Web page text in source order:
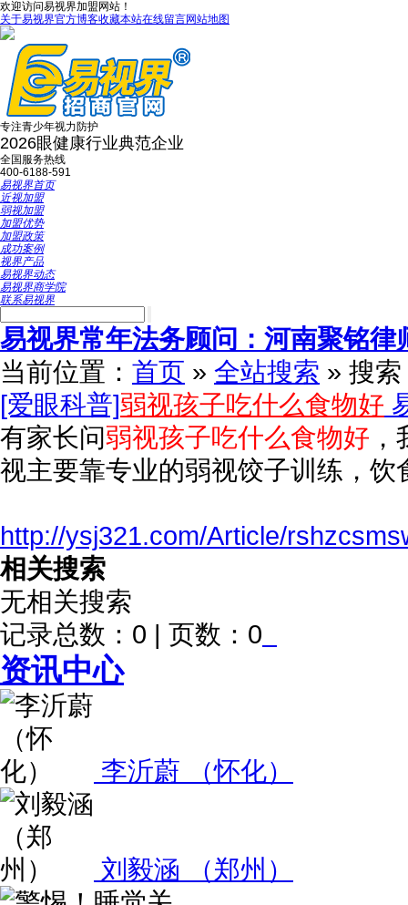
欢迎访问易视界加盟网站！
关于易视界官方博客收藏本站在线留言网站地图
专注青少年视力防护
2026眼健康行业典范企业
全国服务热线
400-6188-591
易视界首页
近视加盟
弱视加盟
加盟优势
加盟政策
成功案例
视界产品
易视界动态
易视界商学院
联系易视界
易视界常年法务顾问：河南聚铭律
当前位置： 首页 » 全站搜索 » 搜
[爱眼科普]弱视孩子吃什么食物好
有家长问弱视孩子吃什么食物好
视主要靠专业的弱视饺子训练，饮
http://ysj321.com/Article/
相关搜索
无相关搜索
记录总数：0 | 页数：0
资讯中心
李沂蔚 （怀化）
刘毅涵 （郑州）